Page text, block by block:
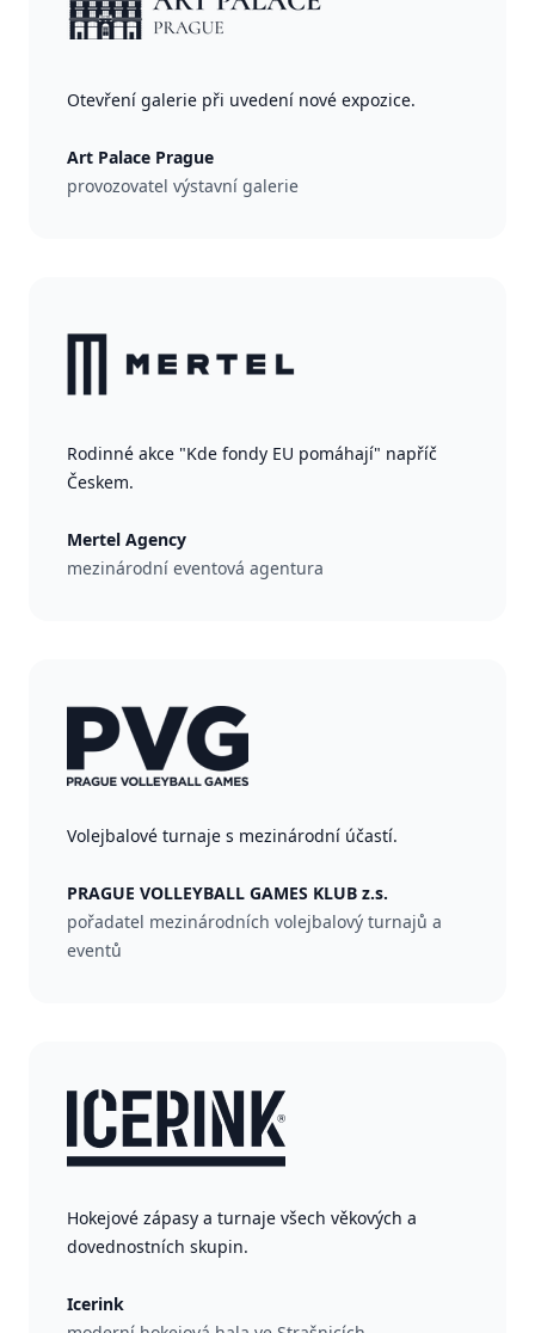
Otevření galerie při uvedení nové expozice.
Art Palace Prague
provozovatel výstavní galerie
Rodinné akce "Kde fondy EU pomáhají" napříč
Českem.
Mertel Agency
mezinárodní eventová agentura
Volejbalové turnaje s mezinárodní účastí.
PRAGUE VOLLEYBALL GAMES KLUB z.s.
pořadatel mezinárodních volejbalový turnajů a
eventů
Hokejové zápasy a turnaje všech věkových a
dovednostních skupin.
Icerink